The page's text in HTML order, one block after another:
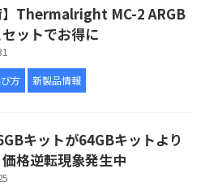
】Thermalright MC-2 ARGB
ットでお得に
方 新製品情報
キットが64GBキットより
格逆転現象発生中